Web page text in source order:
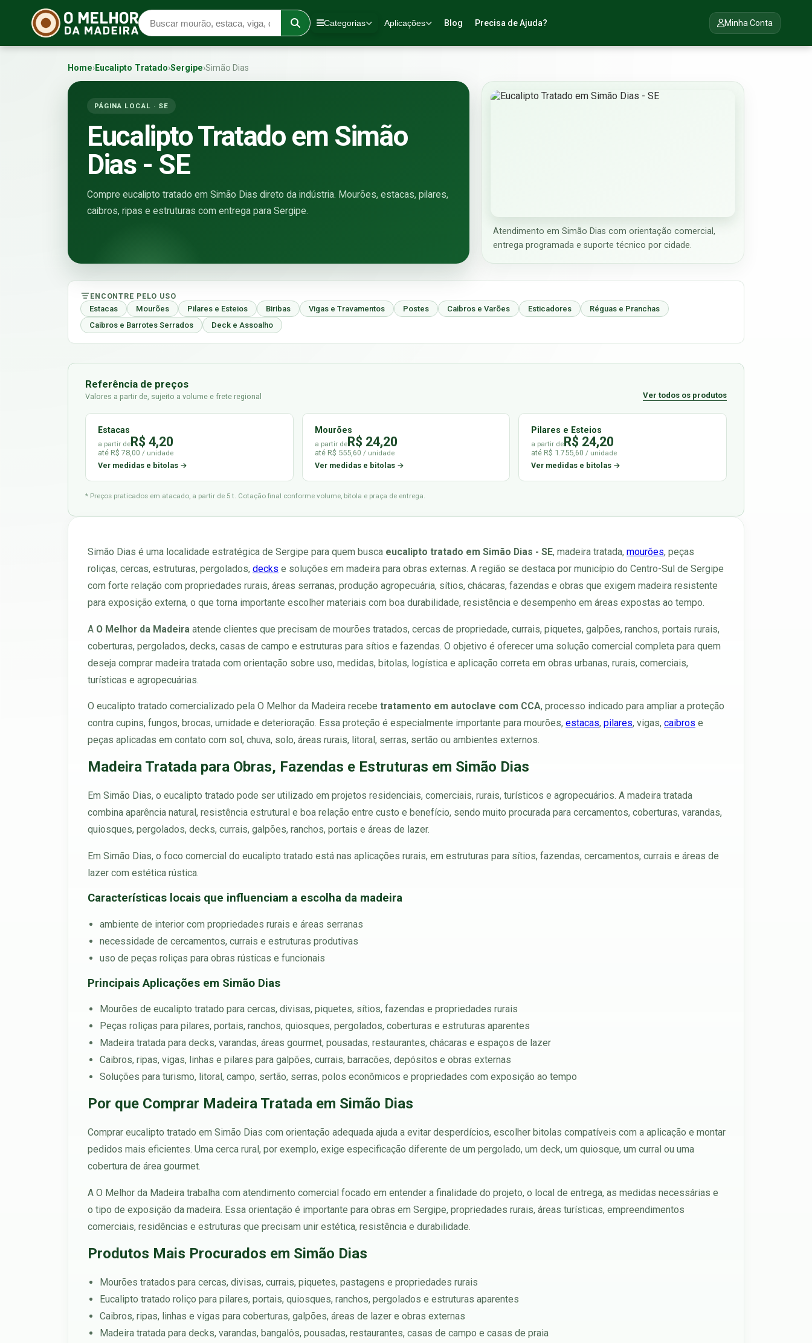
Categorias Aplicações Blog Precisa de Ajuda? Minha Conta
Home›Eucalipto Tratado›Sergipe›Simão Dias
PÁGINA LOCAL · SE
Eucalipto Tratado em Simão
Dias - SE
Compre eucalipto tratado em Simão Dias direto da indústria. Mourões, estacas, pilares,
caibros, ripas e estruturas com entrega para Sergipe.
Atendimento em Simão Dias com orientação comercial,
entrega programada e suporte técnico por cidade.
ENCONTRE PELO USO
Estacas
Mourões Pilares e Esteios Biribas Vigas e Travamentos Postes Caibros e Varões Esticadores
Réguas e Pranchas
Caibros e Barrotes Serrados
Deck e Assoalho
Referência de preços
Valores a partir de, sujeito a volume e frete regional Ver todos os produtos
Estacas
a partir deR$ 4,20
até R$ 78,00 / unidade
Ver medidas e bitolas →
Mourões
a partir deR$ 24,20
até R$ 555,60 / unidade
Ver medidas e bitolas →
Pilares e Esteios
a partir deR$ 24,20
até R$ 1.755,60/ unidade
Ver medidas e bitolas →
* Preços praticados em atacado, a partir de 5 t. Cotação final conforme volume, bitola e praça de entrega.
Simão Dias é uma localidade estratégica de Sergipe para quem busca eucalipto tratado em Simão Dias - SE, madeira tratada, mourões, peças
roliças, cercas, estruturas, pergolados, decks e soluções em madeira para obras externas. A região se destaca por município do Centro-Sul de Sergipe
com forte relação com propriedades rurais, áreas serranas, produção agropecuária, sítios, chácaras, fazendas e obras que exigem madeira resistente
para exposição externa, o que torna importante escolher materiais com boa durabilidade, resistência e desempenho em áreas expostas ao tempo.
A O Melhor da Madeira atende clientes que precisam de mourões tratados, cercas de propriedade, currais, piquetes, galpões, ranchos, portais rurais,
coberturas, pergolados, decks, casas de campo e estruturas para sítios e fazendas. O objetivo é oferecer uma solução comercial completa para quem
deseja comprar madeira tratada com orientação sobre uso, medidas, bitolas, logística e aplicação correta em obras urbanas, rurais, comerciais,
turísticas e agropecuárias.
O eucalipto tratado comercializado pela O Melhor da Madeira recebe tratamento em autoclave com CCA, processo indicado para ampliar a proteção
contra cupins, fungos, brocas, umidade e deterioração. Essa proteção é especialmente importante para mourões, estacas, pilares, vigas, caibros e
peças aplicadas em contato com sol, chuva, solo, áreas rurais, litoral, serras, sertão ou ambientes externos.
Madeira Tratada para Obras, Fazendas e Estruturas em Simão Dias
Em Simão Dias, o eucalipto tratado pode ser utilizado em projetos residenciais, comerciais, rurais, turísticos e agropecuários. A madeira tratada
combina aparência natural, resistência estrutural e boa relação entre custo e benefício, sendo muito procurada para cercamentos, coberturas, varandas,
quiosques, pergolados, decks, currais, galpões, ranchos, portais e áreas de lazer.
Em Simão Dias, o foco comercial do eucalipto tratado está nas aplicações rurais, em estruturas para sítios, fazendas, cercamentos, currais e áreas de
lazer com estética rústica.
Características locais que influenciam a escolha da madeira
ambiente de interior com propriedades rurais e áreas serranas
necessidade de cercamentos, currais e estruturas produtivas
uso de peças roliças para obras rústicas e funcionais
Principais Aplicações em Simão Dias
Mourões de eucalipto tratado para cercas, divisas, piquetes, sítios, fazendas e propriedades rurais
Peças roliças para pilares, portais, ranchos, quiosques, pergolados, coberturas e estruturas aparentes
Madeira tratada para decks, varandas, áreas gourmet, pousadas, restaurantes, chácaras e espaços de lazer
Caibros, ripas, vigas, linhas e pilares para galpões, currais, barracões, depósitos e obras externas
Soluções para turismo, litoral, campo, sertão, serras, polos econômicos e propriedades com exposição ao tempo
Por que Comprar Madeira Tratada em Simão Dias
Comprar eucalipto tratado em Simão Dias com orientação adequada ajuda a evitar desperdícios, escolher bitolas compatíveis com a aplicação e montar
pedidos mais eficientes. Uma cerca rural, por exemplo, exige especificação diferente de um pergolado, um deck, um quiosque, um curral ou uma
cobertura de área gourmet.
A O Melhor da Madeira trabalha com atendimento comercial focado em entender a finalidade do projeto, o local de entrega, as medidas necessárias e
o tipo de exposição da madeira. Essa orientação é importante para obras em Sergipe, propriedades rurais, áreas turísticas, empreendimentos
comerciais, residências e estruturas que precisam unir estética, resistência e durabilidade.
Produtos Mais Procurados em Simão Dias
Mourões tratados para cercas, divisas, currais, piquetes, pastagens e propriedades rurais
Eucalipto tratado roliço para pilares, portais, quiosques, ranchos, pergolados e estruturas aparentes
Caibros, ripas, linhas e vigas para coberturas, galpões, áreas de lazer e obras externas
Madeira tratada para decks, varandas, bangalôs, pousadas, restaurantes, casas de campo e casas de praia